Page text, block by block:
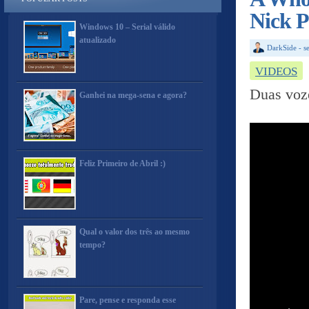
Nick
DarkSide -
VIDEOS
Duas
Windows 10 – Serial válido
atualizado
Ganhei na mega-sena e agora?
Feliz Primeiro de Abril :)
Qual o valor dos três ao mesmo
tempo?
Pare, pense e responda esse